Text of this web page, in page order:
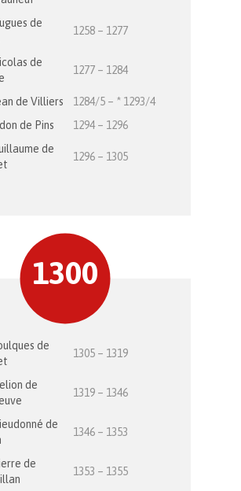
de
1258 – 1277
de
1277 – 1284
de Villiers
1284/5 – * 1293/4
de Pins 1294 – 1296
de
1296 – 1305
1300
de
1305 – 1319
de
1319 – 1346
de
1346 – 1353
de
1353 – 1355